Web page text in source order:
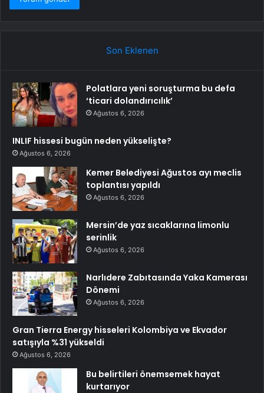
Son Eklenen
Polatlara yeni soruşturma bu defa
‘ticari dolandırıcılık’
Ağustos 6, 2026
INLIF hissesi bugün neden yükselişte?
Ağustos 6, 2026
Kemer Belediyesi Ağustos ayı meclis
toplantısı yapıldı
Ağustos 6, 2026
Mersin’de yaz sıcaklarına limonlu
serinlik
Ağustos 6, 2026
Narlıdere Zabıtasında Yaka Kamerası
Dönemi
Ağustos 6, 2026
Gran Tierra Energy hisseleri Kolombiya ve Ekvador
satışıyla %31 yükseldi
Ağustos 6, 2026
Bu belirtileri önemsemek hayat
kurtarıyor